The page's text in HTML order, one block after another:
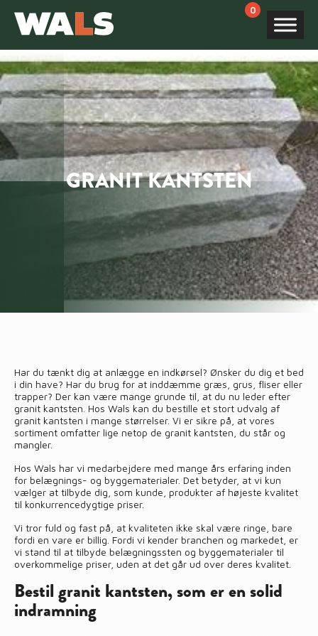
Products
search
GRANIT KANTSTEN
Har du tænkt dig at anlægge en indkørsel? Ønsker du dig et bed
i din have? Har du brug for at inddæmme græs, grus, fliser eller
trapper? Der kan være mange grunde til, at du nu leder efter
granit kantsten. Hos Wals kan du bestille et stort udvalg af
granit kantsten i mange størrelser. Vi er sikre på, at vores
sortiment omfatter lige netop de granit kantsten, du står og
mangler.
Hos Wals har vi medarbejdere med mange års erfaring inden
for belægnings- og byggematerialer. Det betyder, at vi kun
vælger at tilbyde dig, som kunde, produkter af højeste kvalitet
til konkurrencedygtige priser.
Vi tror fuld og fast på, at kvaliteten ikke skal være ringe, bare
fordi en vare er billig. Fordi vi kender branchen og markedet, er
vi stand til at tilbyde belægningssten og byggematerialer til
overkommelige priser, uden at det går ud over deres kvalitet.
Bestil granit kantsten, som er en solid
indramning